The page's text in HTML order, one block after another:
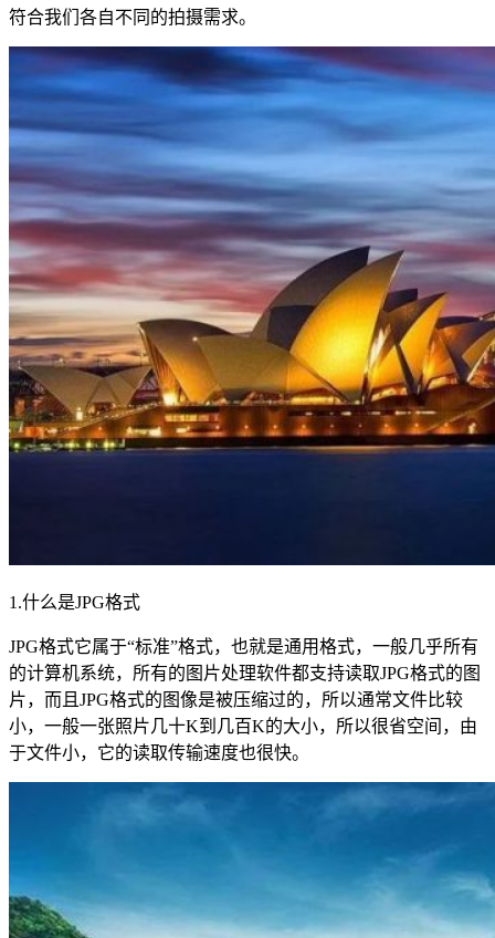
符合我们各自不同的拍摄需求。
1.什么是JPG格式
JPG格式它属于“标准”格式，也就是通用格式，一般几乎所有
的计算机系统，所有的图片处理软件都支持读取JPG格式的图
片，而且JPG格式的图像是被压缩过的，所以通常文件比较
小，一般一张照片几十K到几百K的大小，所以很省空间，由
于文件小，它的读取传输速度也很快。